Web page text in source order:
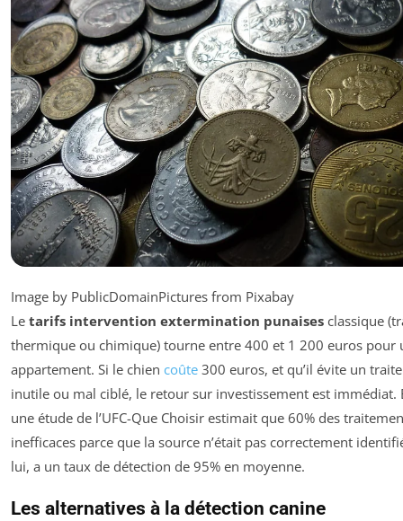
Image by PublicDomainPictures from Pixabay
Le tarifs intervention extermination punaises classique
thermique ou chimique) tourne entre 400 et 1 200 euros pour
appartement. Si le chien coûte 300 euros, et qu’il évite un
inutile ou mal ciblé, le retour sur investissement est immédiat.
une étude de l’UFC-Que Choisir estimait que 60% des
inefficaces parce que la source n’était pas correctement
lui, a un taux de détection de 95% en moyenne.
Les alternatives à la détection canine